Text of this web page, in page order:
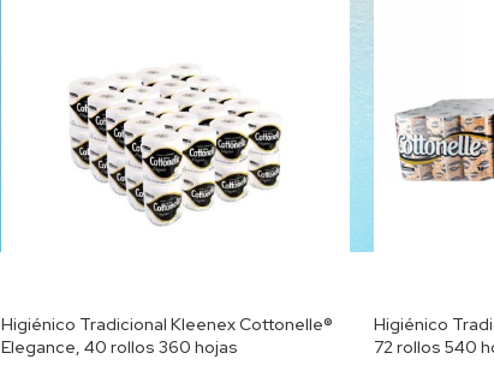
Higiénico Tradicional Kleenex Cottonelle®
Elegance, 40 rollos 360 hojas
Higiénico
72 rollos 540